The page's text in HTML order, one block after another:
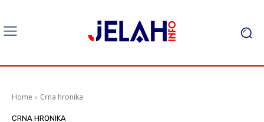
Home Crna hronika
CRNA HRONIKA